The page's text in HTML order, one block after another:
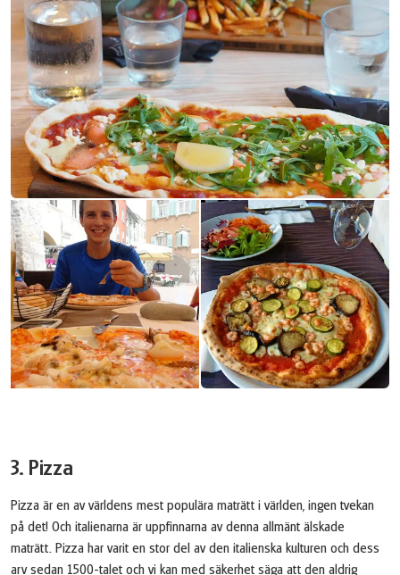
3. Pizza
Pizza är en av världens mest populära maträtt i världen, ingen tvekan
på det! Och italienarna är uppfinnarna av denna allmänt älskade
maträtt. Pizza har varit en stor del av den italienska kulturen och dess
arv sedan 1500-talet och vi kan med säkerhet säga att den aldrig